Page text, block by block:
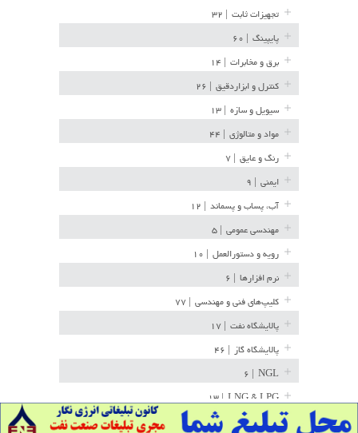
تجهیزات ثابت
پایپینگ
برق و مخابرات
کنترل و ابزاردقیق
سیویل و سازه
مواد و متالوژی
رنگ و عایق
ایمنی
آب، پساب و پسماند
مهندسی عمومی
رویه و دستورالعمل
نرم افزارها
کلیپ‌های فنی و مهندسی
پالایشگاه نفت
پالایشگاه گاز
NGL
LNG & LPG | ۱۳
خط لوله | ۳۶